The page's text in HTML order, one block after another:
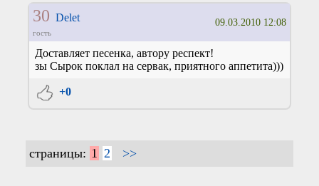
30 Delet
гость
09.03.2010 12:08
Доставляет песенка, автору респект!
зы Сырок поклал на сервак, приятного аппетита)))
+0
страницы: 1 2 >>